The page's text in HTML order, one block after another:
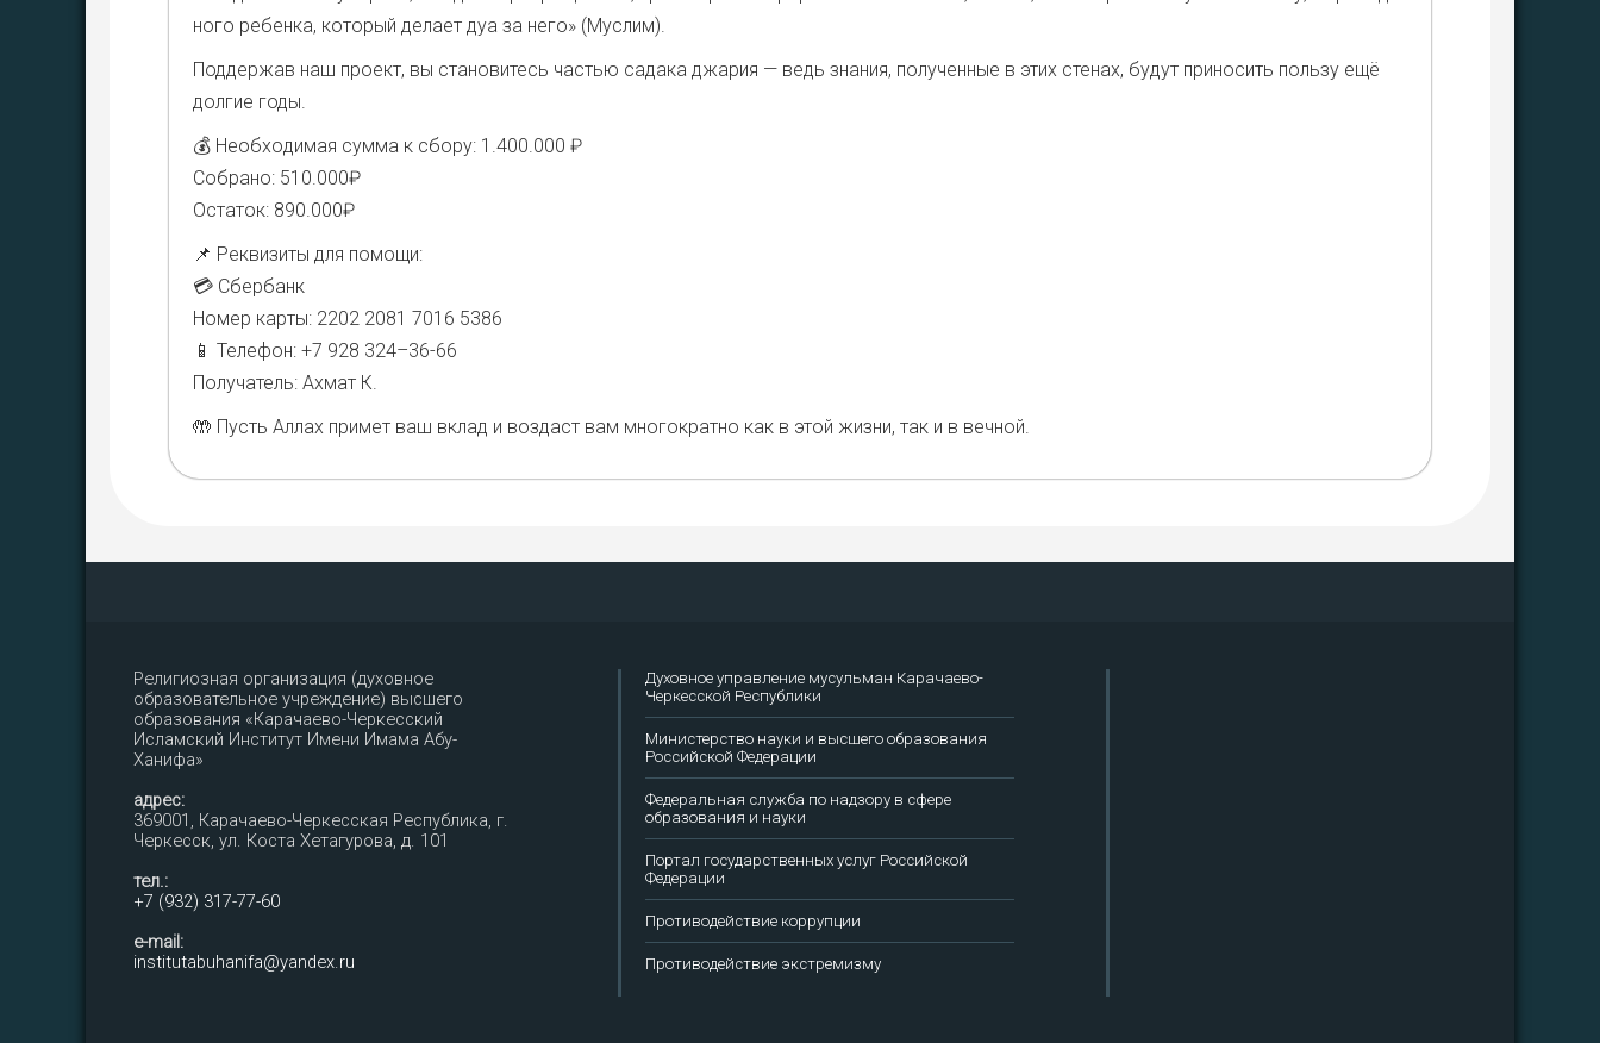
но­го ребен­ка, кото­рый дела­ет дуа за него» (Муслим).
Под­дер­жав наш про­ект, вы ста­но­ви­тесь частью сада­ка джа­рия — ведь зна­ния, полу­чен­ные в этих сте­нах, будут при­но­сить поль­зу ещё
дол­гие годы.
💰 Необ­хо­ди­мая сум­ма к сбо­ру: 1.400.000 ₽
Собра­но: 510.000₽
Оста­ток: 890.000₽
📌 Рек­ви­зи­ты для помо­щи:
💳 Сбер­банк
Номер кар­ты: 2202 2081 7016 5386
📱 Теле­фон: +7 928 324–36-66
Полу­ча­тель: Ахмат К.
🤲 Пусть Аллах при­мет ваш вклад и воз­даст вам мно­го­крат­но как в этой жиз­ни, так и в веч­ной.
Религиозная организация (духовное
образовательное учреждение) высшего
образования «Карачаево-Черкесский
Исламский Институт Имени Имама Абу-
Ханифа»
адрес:
369001, Карачаево-Черкесская Республика, г.
Черкесск, ул. Коста Хетагурова, д. 101
тел.:
+7 (932) 317-77-60
e-mail:
institutabuhanifa@yandex.ru
Духовное управление мусульман Карачаево-
Черкесской Республики
Министерство науки и высшего образования
Российской Федерации
Федеральная служба по надзору в сфере
образования и науки
Портал государственных услуг Российской
Федерации
Противодействие коррупции
Противодействие экстремизму